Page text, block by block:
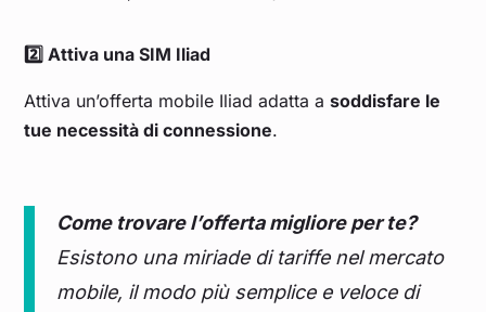
2️⃣ Attiva una SIM Iliad
Attiva un’offerta mobile Iliad adatta asoddisfare le
tue necessità di connessione.
Come trovare l’offerta migliore per te?
Esistono una miriade di tariffe nel mercato
mobile, il modo più semplice e veloce di